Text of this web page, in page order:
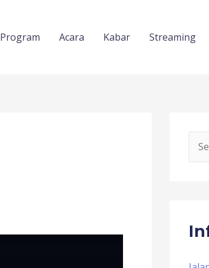
Program Acara Kabar Streaming
c
f